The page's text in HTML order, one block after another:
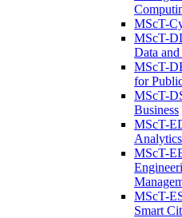
MScT-
MScT-
Data
MScT-
for
MScT-
Business
MScT-
MScT-
MScT-
Smart